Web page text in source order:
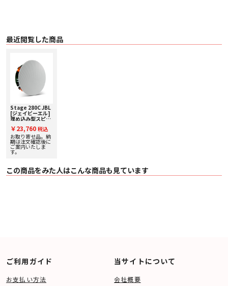
最近閲覧した商品
Stage 280C JBL
[ジェイビーエル]
埋め込み型スピー
￥23,760 税込
お取り寄せ品。納
期は注文確認後に
ご案内いたしま
す。
この商品をみた人はこんな商品も見ています
ご利用ガイド
お支払い方法
当サイトについて
会社概要